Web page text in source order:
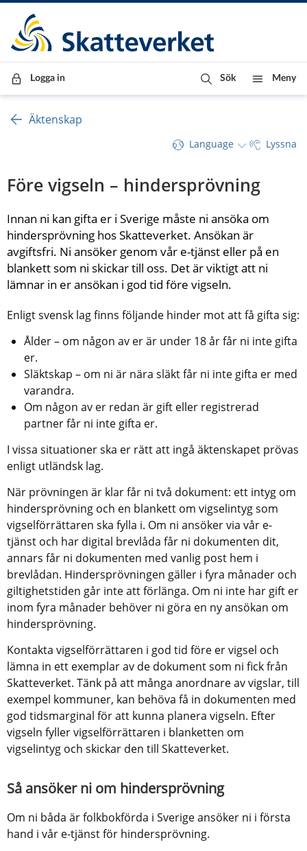
Till innehåll
Till navigationen
Till chattrobot
Logga in Sök Meny
Äktenskap
Language Lyssna
Före vigseln – hindersprövning
Innan ni kan gifta er i Sverige måste ni ansöka om
hindersprövning hos Skatteverket. Ansökan är
avgiftsfri. Ni ansöker genom vår e-tjänst eller på en
blankett som ni skickar till oss. Det är viktigt att ni
lämnar in er ansökan i god tid före vigseln.
Enligt svensk lag finns följande hinder mot att få gifta sig:
Ålder – om någon av er är under 18 år får ni inte gifta
er.
Släktskap – om ni är nära släkt får ni inte gifta er med
varandra.
Om någon av er redan är gift eller registrerad
partner får ni inte gifta er.
I vissa situationer ska er rätt att ingå äktenskapet prövas
enligt utländsk lag.
När prövningen är klar får ni två dokument: ett intyg om
hindersprövning och en blankett om vigselintyg som
vigselförrättaren ska fylla i. Om ni ansöker via vår e-
tjänst och har digital brevlåda får ni dokumenten dit,
annars får ni dokumenten med vanlig post hem i
brevlådan. Hindersprövningen gäller i fyra månader och
giltighetstiden går inte att förlänga. Om ni inte har gift er
inom fyra månader behöver ni göra en ny ansökan om
hindersprövning.
Kontakta vigselförrättaren i god tid före er vigsel och
lämna in ett exemplar av de dokument som ni fick från
Skatteverket. Tänk på att många anordnare av vigslar, till
exempel kommuner, kan behöva få in dokumenten med
god tidsmarginal för att kunna planera vigseln. Efter
vigseln fyller vigselförrättaren i blanketten om
vigselintyg och skickar den till Skatteverket.
Så ansöker ni om hindersprövning
Om ni båda är folkbokförda i Sverige ansöker ni i första
hand i vår e-tjänst för hindersprövning.